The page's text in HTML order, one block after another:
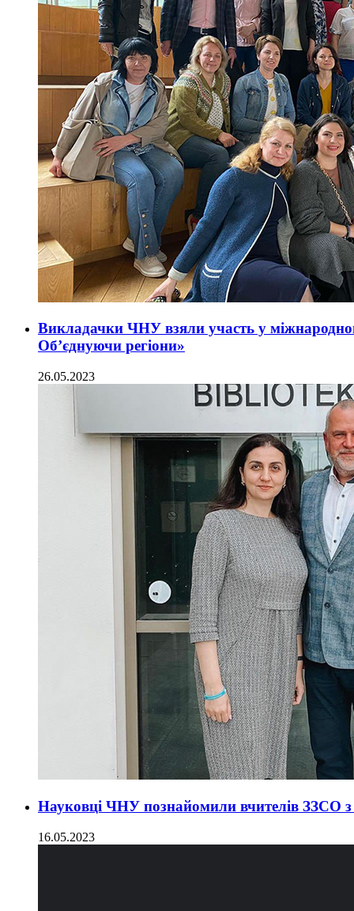
Викладачки ЧНУ взяли участь у
Об’єднуючи регіони»
26.05.2023
Науковці ЧНУ познайомили вчителів ЗЗСО
16.05.2023